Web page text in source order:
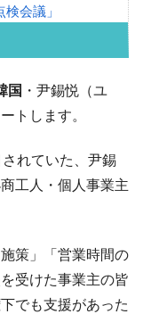
会議」
しか売れなかっ
ても、何回やっ
供給装甲車両･珍
る
用状況が悪い。せ
対策だソレ。
国 ・尹錫悦（ユ
トします。
れていた、尹錫
工人・個人事業主
策」「営業時間の
受けた事業主の皆
でも支援があった